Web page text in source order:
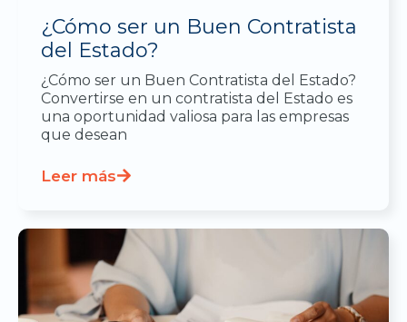
¿Cómo ser un Buen Contratista
del Estado?
¿Cómo ser un Buen Contratista del Estado?
Convertirse en un contratista del Estado es
una oportunidad valiosa para las empresas
que desean
Leer más